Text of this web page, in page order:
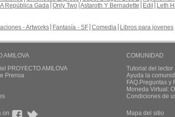
República Gada Only Two Astaroth Y Bernadette Edil Leth
- Artworks Fantasía - SF Comedia Libros para jovenes
AMILOVA
PROYECTO AMILOVA
Prensa
COMUNIDAD
Tutorial del lector
Ayuda la
FAQ.Preguntas y
Moneda Virtual:
Condiciones de
on Mapa del sitio